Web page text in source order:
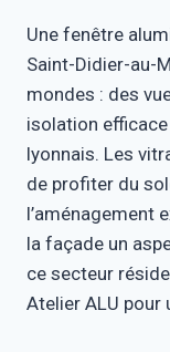
Une fenêtre
Saint-Didier-au-
mondes : des
isolation
lyonnais. Les
de profiter du
l’aménagement
la façade un
ce secteur
Atelier ALU pour